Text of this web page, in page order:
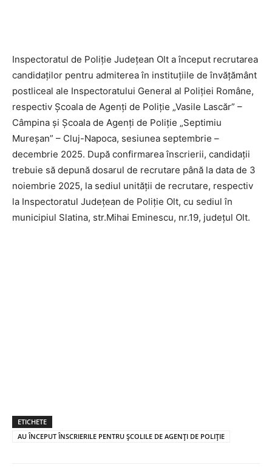
Inspectoratul de Poliție Județean Olt a început recrutarea
candidaților pentru admiterea în instituțiile de învățământ
postliceal ale Inspectoratului General al Poliției Române,
respectiv Școala de Agenți de Poliție „Vasile Lascăr” –
Câmpina și Școala de Agenți de Poliție „Septimiu
Mureșan” – Cluj-Napoca, sesiunea septembrie –
decembrie 2025. După confirmarea înscrierii, candidații
trebuie să depună dosarul de recrutare până la data de 3
noiembrie 2025, la sediul unității de recrutare, respectiv
la Inspectoratul Județean de Poliție Olt, cu sediul în
municipiul Slatina, str.Mihai Eminescu, nr.19, județul Olt.
ETICHETE
AU ÎNCEPUT ÎNSCRIERILE PENTRU ȘCOLILE DE AGENȚI DE POLIȚIE